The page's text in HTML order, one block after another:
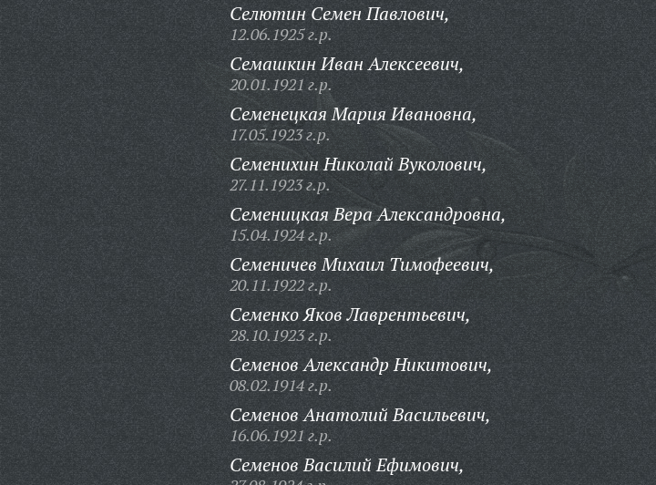
Селютин Семен Павлович,
12.06.1925 г.р.
Семашкин Иван Алексеевич,
20.01.1921 г.р.
Семенецкая Мария Ивановна,
17.05.1923 г.р.
Семенихин Николай Вуколович,
27.11.1923 г.р.
Семеницкая Вера Александровна,
15.04.1924 г.р.
Семеничев Михаил Тимофеевич,
20.11.1922 г.р.
Семенко Яков Лаврентьевич,
28.10.1923 г.р.
Семенов Александр Никитович,
08.02.1914 г.р.
Семенов Анатолий Васильевич,
16.06.1921 г.р.
Семенов Василий Ефимович,